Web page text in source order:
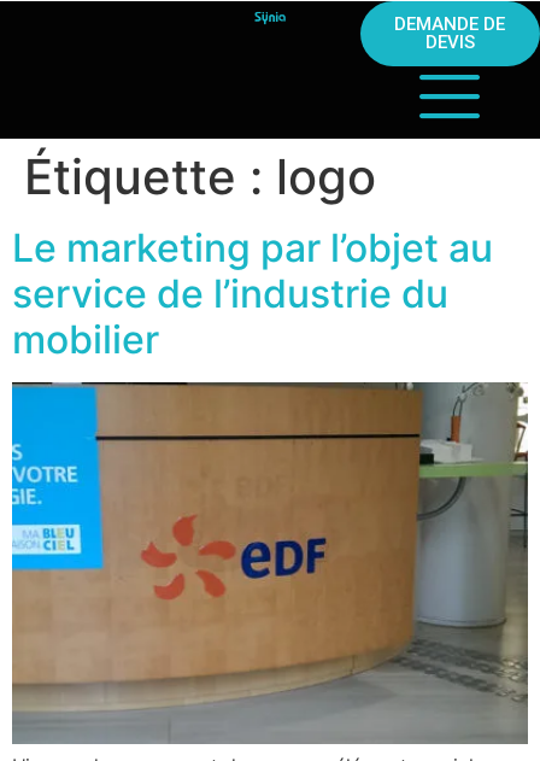
DEMANDE DE
DEVIS
Étiquette : logo
Le marketing par l’objet au
service de l’industrie du
mobilier